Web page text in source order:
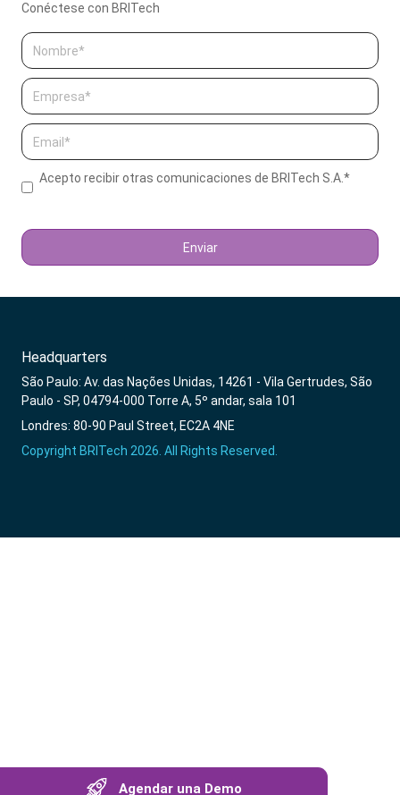
Conéctese con BRITech
Acepto recibir otras comunicaciones de BRITech S.A.*
Headquarters
São Paulo: Av. das Nações Unidas, 14261 - Vila Gertrudes, São
Paulo - SP, 04794-000 Torre A, 5º andar, sala 101
Londres: 80-90 Paul Street, EC2A 4NE
Copyright BRITech 2026. All Rights Reserved.
Agendar una Demo